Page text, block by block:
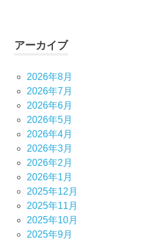
アーカイブ
2026年8月
2026年7月
2026年6月
2026年5月
2026年4月
2026年3月
2026年2月
2026年1月
2025年12月
2025年11月
2025年10月
2025年9月